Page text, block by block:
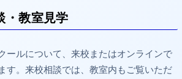
・教室見学
ールについて、来校またはオンラインで
す。来校相談では、教室内もご覧いただ